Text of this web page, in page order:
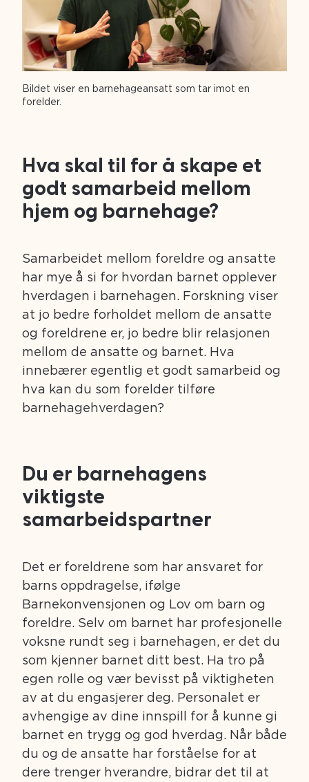
Bildet viser en barnehageansatt som tar imot en
forelder.
Hva skal til for å skape et
godt samarbeid mellom
hjem og barnehage?
Samarbeidet mellom foreldre og ansatte
har mye å si for hvordan barnet opplever
hverdagen i barnehagen. Forskning viser
at jo bedre forholdet mellom de ansatte
og foreldrene er, jo bedre blir relasjonen
mellom de ansatte og barnet. Hva
innebærer egentlig et godt samarbeid og
hva kan du som forelder tilføre
barnehagehverdagen?
Du er barnehagens
viktigste
samarbeidspartner
Det er foreldrene som har ansvaret for
barns oppdragelse, ifølge
Barnekonvensjonen og Lov om barn og
foreldre. Selv om barnet har profesjonelle
voksne rundt seg i barnehagen, er det du
som kjenner barnet ditt best. Ha tro på
egen rolle og vær bevisst på viktigheten
av at du engasjerer deg. Personalet er
avhengige av dine innspill for å kunne gi
barnet en trygg og god hverdag. Når både
du og de ansatte har forståelse for at
dere trenger hverandre, bidrar det til at